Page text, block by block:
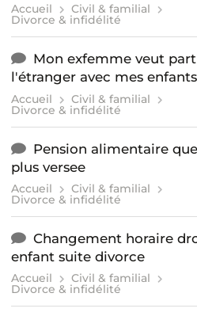
Accueil Civil & familial
Divorce & infidélité
Mon exfemme veut
l'étranger avec mes
Accueil Civil & familial
Divorce & infidélité
Pension alimentaire
plus versee
Accueil Civil & familial
Divorce & infidélité
Changement horaire
enfant suite divorce
Accueil Civil & familial
Divorce & infidélité